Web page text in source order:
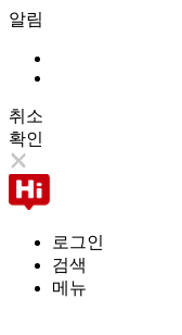
알림
취소
확인
로그인
검색
메뉴